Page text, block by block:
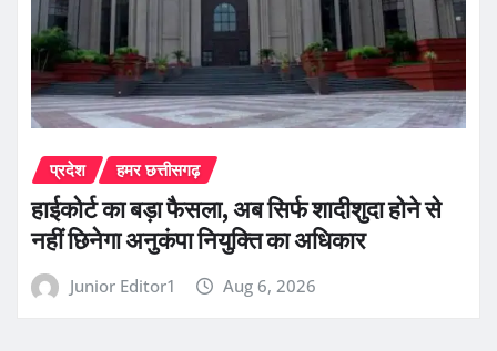
प्रदेश हमर छत्तीसगढ़
हाईकोर्ट का बड़ा फैसला, अब सिर्फ शादीशुदा होने से
नहीं छिनेगा अनुकंपा नियुक्ति का अधिकार
Junior Editor1 Aug 6, 2026